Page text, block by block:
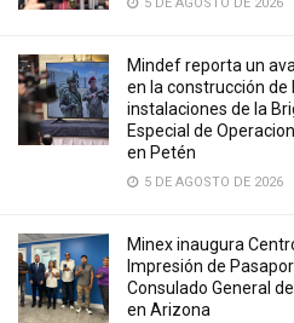
Mindef reporta un
en la construcción de
instalaciones de la
Especial de
en Petén
5 DE AGOSTO DE 2026
Minex inaugura
Impresión de
Consulado General
en Arizona